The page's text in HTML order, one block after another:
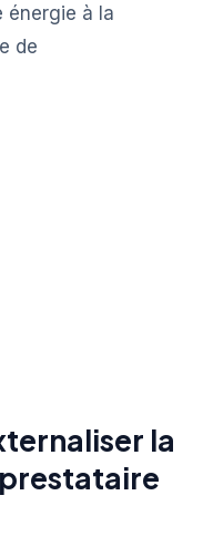
énergie à la
de
la